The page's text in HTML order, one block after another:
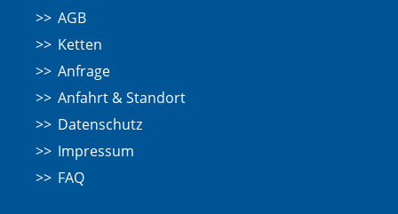
AGB
Ketten
Anfrage
Anfahrt & Standort
Datenschutz
Impressum
FAQ